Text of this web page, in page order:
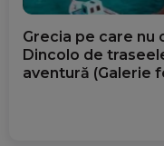
Grecia pe care nu
Dincolo de
aventură (Galerie